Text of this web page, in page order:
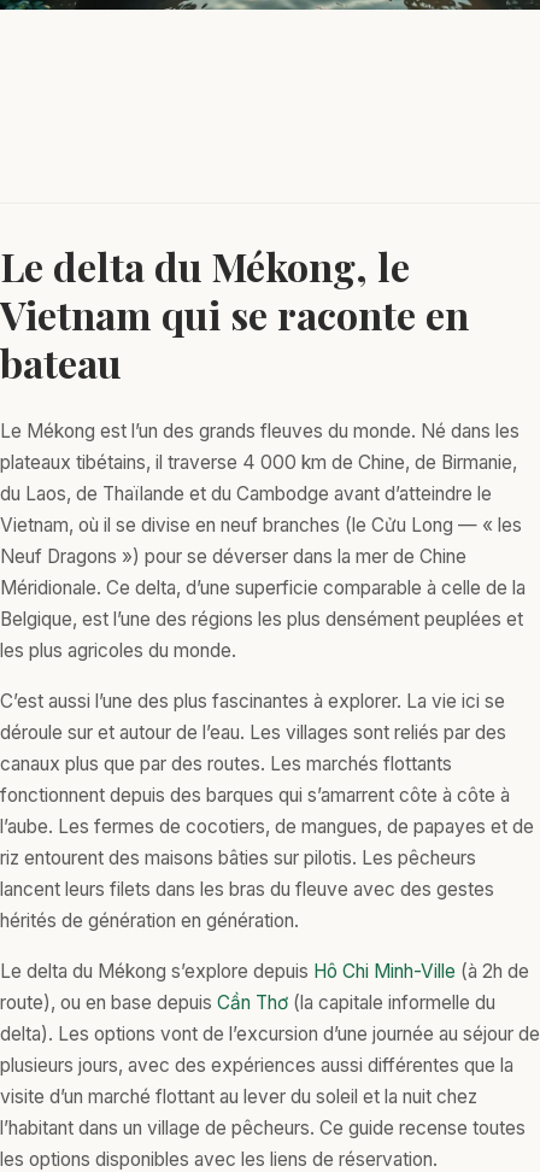
Le delta du Mékong, le
Vietnam qui se raconte en
bateau
Le Mékong est l’un des grands fleuves du monde. Né dans les
plateaux tibétains, il traverse 4 000 km de Chine, de Birmanie,
du Laos, de Thaïlande et du Cambodge avant d’atteindre le
Vietnam, où il se divise en neuf branches (le Cửu Long — « les
Neuf Dragons ») pour se déverser dans la mer de Chine
Méridionale. Ce delta, d’une superficie comparable à celle de la
Belgique, est l’une des régions les plus densément peuplées et
les plus agricoles du monde.
C’est aussi l’une des plus fascinantes à explorer. La vie ici se
déroule sur et autour de l’eau. Les villages sont reliés par des
canaux plus que par des routes. Les marchés flottants
fonctionnent depuis des barques qui s’amarrent côte à côte à
l’aube. Les fermes de cocotiers, de mangues, de papayes et de
riz entourent des maisons bâties sur pilotis. Les pêcheurs
lancent leurs filets dans les bras du fleuve avec des gestes
hérités de génération en génération.
Le delta du Mékong s’explore depuis Hô Chi Minh-Ville (à 2h de
route), ou en base depuis Cần Thơ (la capitale informelle du
delta). Les options vont de l’excursion d’une journée au séjour de
plusieurs jours, avec des expériences aussi différentes que la
visite d’un marché flottant au lever du soleil et la nuit chez
l’habitant dans un village de pêcheurs. Ce guide recense toutes
les options disponibles avec les liens de réservation.